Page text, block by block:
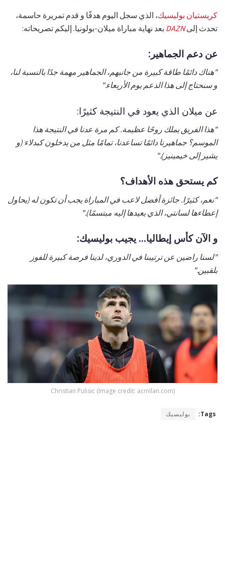
كريستيان بوليسيك، الذي سجل اليوم هدفًا و قدم تمريرة حاسمة،
تحدث إلىDAZN بعد نهاية مباراة ميلان-بولونيا. إليكم تصريحاته:
عن دعم الجماهير:
"هناك دائمًا طاقة كبيرة من جانبهم، الجماهير مهمة جدًا بالنسبة لنا،
و سنحتاج إلى هذا الدعم يوم الأربعاء."
عن ميلان الذي يعود في النتيجة كثيرًا:
"هذا الفريق يملك روحًا عظيمة. كم مرة عدنا في النتيجة هذا
الموسم؟ جماهيرنا دائمًا تساعدنا، تمامًا مثل من يدخلون كبدلاء (و
يشير إلى خيمينيز)."
كم يستحق هذه الأهداف؟
"نعم، كثيرًا. جائزة أفضل لاعب في المباراة يجب أن تكون له (يحاول
إعطاءها لسانتي، الذي يعيدها إليه مبتسمًا)."
و الآن كأس إيطاليا... يجيب بوليسيك:
"لسنا راضين عن ترتيبنا في الدوري، لدينا فرصة كبيرة للفوز
بلقبين."
Christian Pulisic (Image credit: acmilan.com)
Tags: بوليسيك